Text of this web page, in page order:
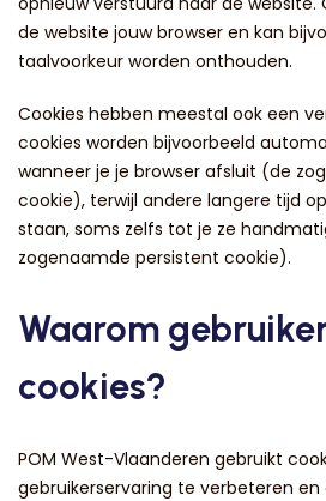
de website jouw browser en kan
taalvoorkeur worden onthouden.
Cookies hebben meestal ook een
cookies worden bijvoorbeeld
wanneer je je browser afsluit (de
cookie), terwijl andere langere tijd
staan, soms zelfs tot je ze
zogenaamde persistent cookie).
Waarom
cookies?
POM West-Vlaanderen gebruikt
gebruikerservaring te verbeteren en